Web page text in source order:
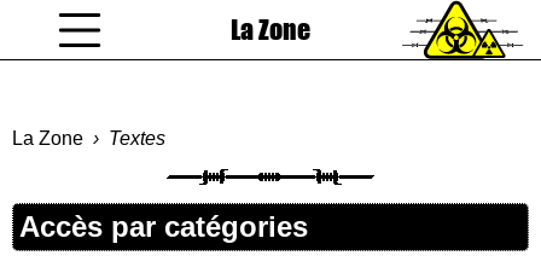
La Zone
La Zone Textes
Accès par catégories